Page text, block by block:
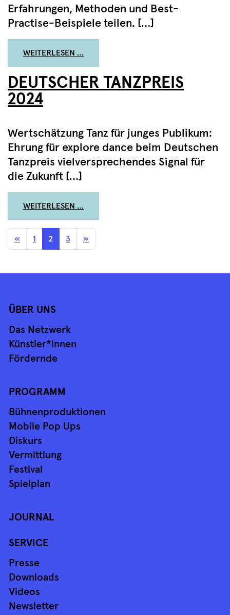
Erfahrungen, Methoden und Best-
Practise-Beispiele teilen. […]
WEITERLESEN …
DEUTSCHER TANZPREIS
2024
Wertschätzung Tanz für junges Publikum:
Ehrung für explore dance beim Deutschen
Tanzpreis vielversprechendes Signal für
die Zukunft […]
WEITERLESEN …
BEITRAGSNAVIGATION
« 1 2 3 »
ÜBER UNS
Das Netzwerk
Künstler*innen
Fördernde
PROGRAMM
Bühnenproduktionen
Mobile Pop Ups
Diskurs
Vermittlung
Festival
Spielplan
JOURNAL
SERVICE
Presse
Downloads
Videos
Newsletter